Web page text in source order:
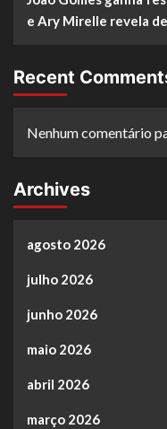
e Ary Mirelle revela
Recent
Nenhum comentário
Archives
agosto 2026
julho 2026
junho 2026
maio 2026
abril 2026
março 2026